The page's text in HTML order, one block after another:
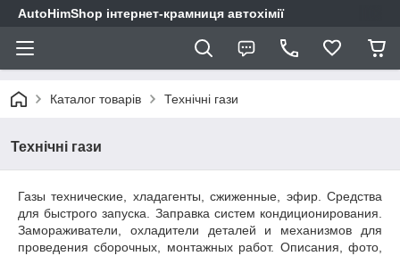
AutoHimShop інтернет-крамниця автохімії
Каталог товарів Технічні гази
Технічні гази
Газы технические, хладагенты, сжиженные, эфир. Средства
для быстрого запуска. Заправка систем кондиционирования.
Замораживатели, охладители деталей и механизмов для
проведения сборочных, монтажных работ. Описания, фото,